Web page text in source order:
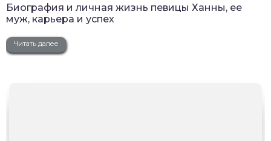
Биография и личная жизнь певицы Ханны, ее
муж, карьера и успех
Читать далее